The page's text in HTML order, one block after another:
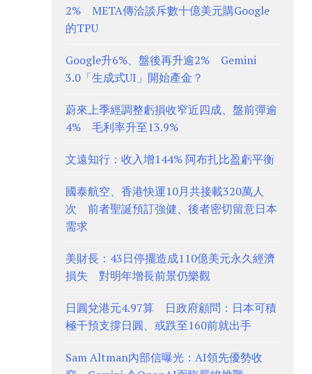
2% META傳洽談斥數十億美元購Google
的TPU
Google升6%、盤後再升逾2% Gemini
3.0「生成式UI」開始產金？
蔚來上季經調整虧損收窄近四成、盤前彈逾
4% 毛利率升至13.9%
文遠知行：收入增144% 阿布扎比盈虧平衡
國泰航空、香港快運10月共接載320萬人
次 前者聖誕預訂強健、後者密切留意日本
需求
美財長：43日停擺造成110億美元永久經濟
損失 對明年增長前景仍樂觀
日圓兌港元4.97算 日政府顧問：日本可積
極干預支撐日圓、或跌至160前就出手
Sam Altman內部信曝光：AI領先優勢收